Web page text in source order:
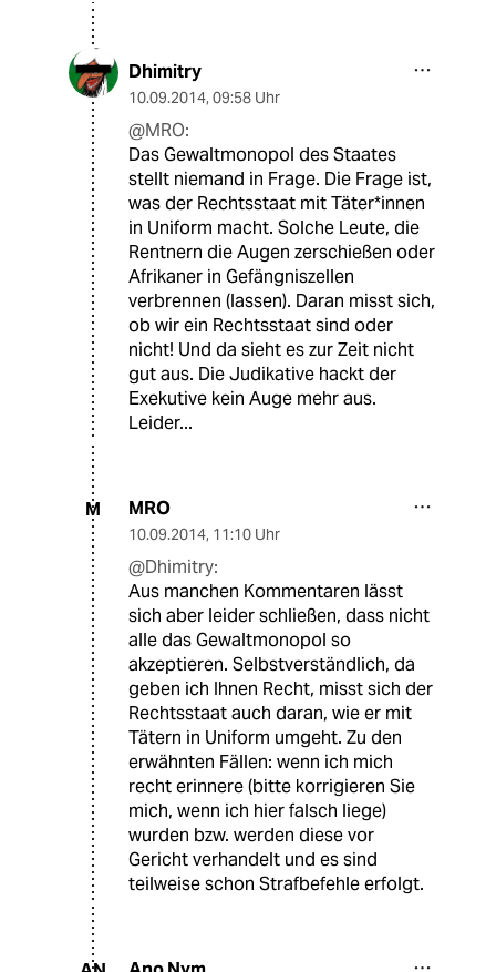
Dhimitry
10.09.2014, 09:58 Uhr
@MRO:
Das Gewaltmonopol des Staates
stellt niemand in Frage. Die Frage ist,
was der Rechtsstaat mit Täter*innen
in Uniform macht. Solche Leute, die
Rentnern die Augen zerschießen oder
Afrikaner in Gefängniszellen
verbrennen (lassen). Daran misst sich,
ob wir ein Rechtsstaat sind oder
nicht! Und da sieht es zur Zeit nicht
gut aus. Die Judikative hackt der
Exekutive kein Auge mehr aus.
Leider...
M MRO
10.09.2014, 11:10 Uhr
@Dhimitry:
Aus manchen Kommentaren lässt
sich aber leider schließen, dass nicht
alle das Gewaltmonopol so
akzeptieren. Selbstverständlich, da
geben ich Ihnen Recht, misst sich der
Rechtsstaat auch daran, wie er mit
Tätern in Uniform umgeht. Zu den
erwähnten Fällen: wenn ich mich
recht erinnere (bitte korrigieren Sie
mich, wenn ich hier falsch liege)
wurden bzw. werden diese vor
Gericht verhandelt und es sind
teilweise schon Strafbefehle erfolgt.